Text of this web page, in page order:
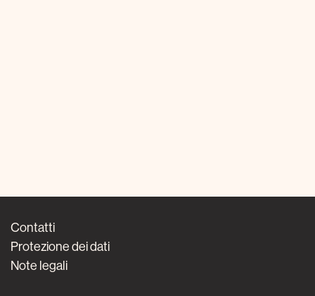
Contatti
Protezione dei dati
Note legali